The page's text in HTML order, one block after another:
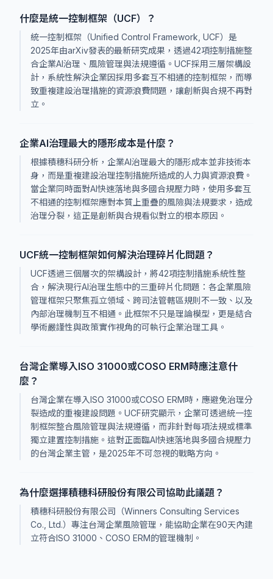
什麼是統一控制框架（UCF）？
統一控制框架（Unified Control Framework, UCF）是
2025年由arXiv發表的最新研究成果，透過42項控制措施整
合企業AI治理、風險管理與法規遵循。UCF採用三層架構設
計，系統性解決企業因採用多套互不相通的控制框架，而導
致重複建設治理措施的資源浪費問題，讓創新與合規不再對
立。
企業AI治理最大的隱形成本是什麼？
根據積穗科研分析，企業AI治理最大的隱形成本並非技術本
身，而是重複建設治理控制措施所造成的人力與資源浪費。
當企業同時面對AI快速落地與多國合規壓力時，使用多套互
不相通的控制框架應對本質上重疊的風險與法規要求，造成
治理分裂，這正是創新與合規看似對立的根本原因。
UCF統一控制框架如何解決治理碎片化問題？
UCF透過三個層次的架構設計，將42項控制措施系統性整
合，解決現行AI治理生態中的三重碎片化問題：各企業風險
管理框架只聚焦孤立領域、跨司法管轄區規則不一致、以及
內部治理機制互不相通。此框架不只是理論模型，更是結合
學術嚴謹性與政策實作視角的可執行企業治理工具。
台灣企業導入ISO 31000或COSO ERM時應注意什
麼？
台灣企業在導入ISO 31000或COSO ERM時，應避免治理分
裂造成的重複建設問題。UCF研究顯示，企業可透過統一控
制框架整合風險管理與法規遵循，而非針對每項法規或標準
獨立建置控制措施。這對正面臨AI快速落地與多國合規壓力
的台灣企業主管，是2025年不可忽視的戰略方向。
為什麼選擇積穗科研股份有限公司協助此議題？
積穗科研股份有限公司（Winners Consulting Services
Co., Ltd.）專注台灣企業風險管理，能協助企業在90天內建
立符合ISO 31000、COSO ERM的管理機制。